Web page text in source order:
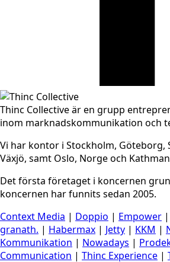
Thinc Collective är en grupp
inom marknadskommunikation och
Vi har kontor i Stockholm, Göteborg,
Växjö, samt Oslo, Norge och
Det första företaget i koncernen
koncernen har funnits sedan 2005.
Context Media | Doppio | Empower |
granath. | Habermax | Jetty | KKM |
Kommunikation | Nowadays |
Communication | Thinc Experience |